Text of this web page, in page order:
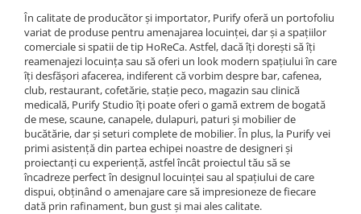
Mobilier Evenimente
Mese evenimente
Scaune Evenimente
Mobilier terasa
Scaune terasa
Seturi Terasa
Sezlonguri si Baldachine
Scaune
Scaune Inalte De Bar
În calitate de producător și importator, Purify oferă un portofoliu
variat de produse pentru amenajarea locuinței, dar și a spațiilor
comerciale si spatii de tip HoReCa. Astfel, dacă îți dorești să îți
reamenajezi locuința sau să oferi un look modern spațiului în care
îți desfășori afacerea, indiferent că vorbim despre bar, cafenea,
club, restaurant, cofetărie, stație peco, magazin sau clinică
medicală, Purify Studio îți poate oferi o gamă extrem de bogată
de mese, scaune, canapele, dulapuri, paturi și mobilier de
bucătărie, dar și seturi complete de mobilier. În plus, la Purify vei
primi asistență din partea echipei noastre de designeri și
proiectanți cu experiență, astfel încât proiectul tău să se
încadreze perfect în designul locuinței sau al spațiului de care
dispui, obținând o amenajare care să impresioneze de fiecare
dată prin rafinament, bun gust și mai ales calitate.